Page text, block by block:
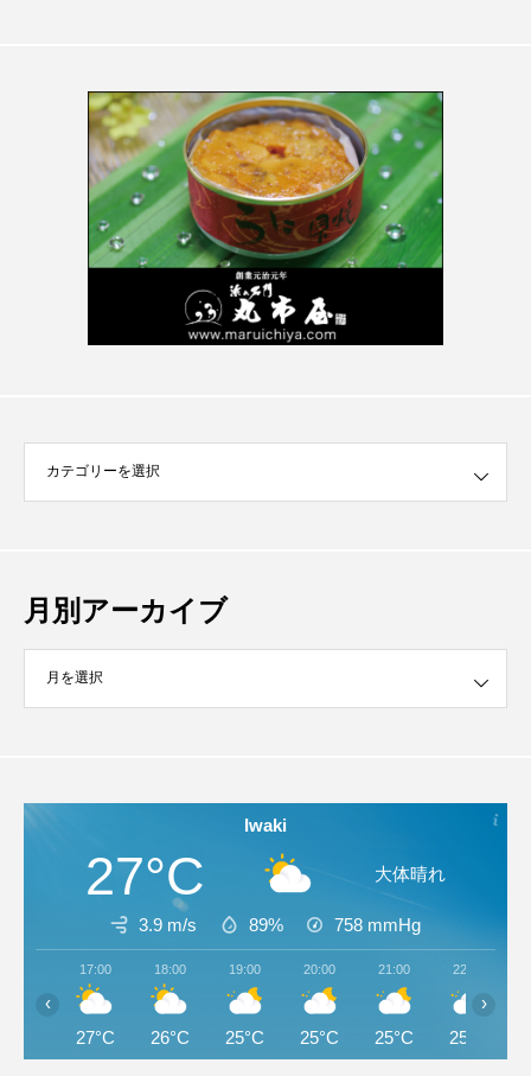
月別アーカイブ
ブ
Iwaki
27°C 大体晴れ
3.9 m/s 89% 758 mmHg
17:00
27°C
18:00
26°C
19:00
25°C
20:00
25°C
21:00
25°C
22:00
25°C
‹ ›